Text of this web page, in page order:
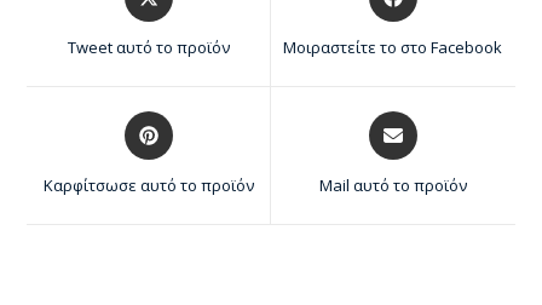
Tweet αυτό το προϊόν Μοιραστείτε το στο Facebook
Καρφίτσωσε αυτό το προϊόν Mail αυτό το προϊόν